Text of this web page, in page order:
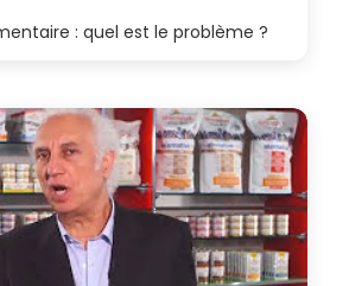
: quel est le problème ?